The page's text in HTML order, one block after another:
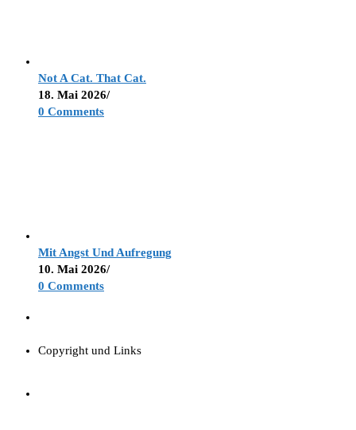
Not A Cat. That Cat.
18. Mai 2026/
0 Comments
Mit Angst Und Aufregung
10. Mai 2026/
0 Comments
Copyright und Links